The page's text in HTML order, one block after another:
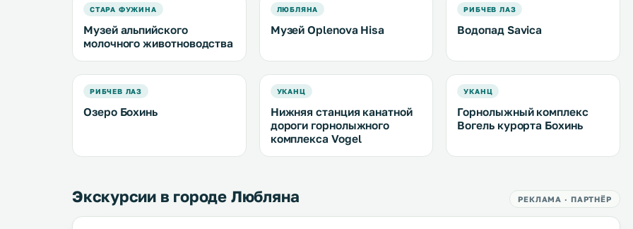
СТАРА ФУЖИНА
Музей альпийского
молочного животноводства
ЛЮБЛЯНА
Музей Oplenova Hisa
РИБЧЕВ ЛАЗ
Водопад Savica
РИБЧЕВ ЛАЗ
Озеро Бохинь
УКАНЦ
Нижняя станция канатной
дороги горнолыжного
комплекса Vogel
УКАНЦ
Горнолыжный комплекс
Вогель курорта Бохинь
Экскурсии в городе Любляна РЕКЛАМА · ПАРТНЁР